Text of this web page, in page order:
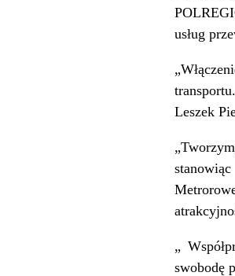
usług
Leszek
„
swobodę